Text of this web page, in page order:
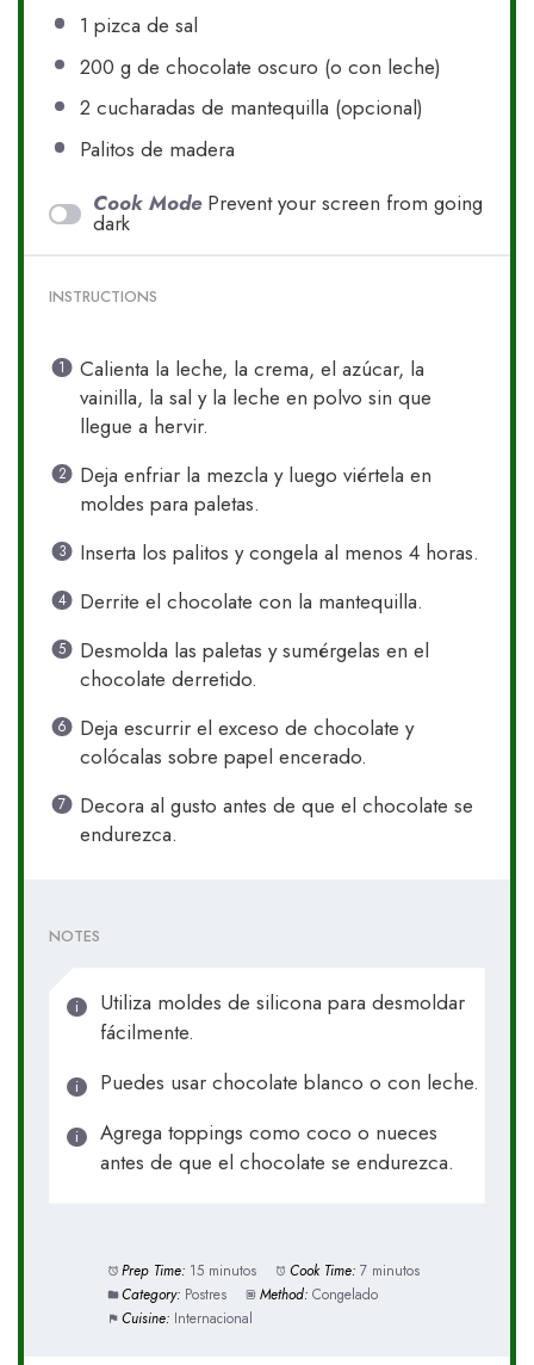
1 pizca de sal
200 g de chocolate oscuro (o con leche)
2 cucharadas de mantequilla (opcional)
Palitos de madera
Cook Mode Prevent your screen from going
dark
INSTRUCTIONS
Calienta la leche, la crema, el azúcar, la
vainilla, la sal y la leche en polvo sin que
llegue a hervir.
Deja enfriar la mezcla y luego viértela en
moldes para paletas.
Inserta los palitos y congela al menos 4 horas.
Derrite el chocolate con la mantequilla.
Desmolda las paletas y sumérgelas en el
chocolate derretido.
Deja escurrir el exceso de chocolate y
colócalas sobre papel encerado.
Decora al gusto antes de que el chocolate se
endurezca.
NOTES
Utiliza moldes de silicona para desmoldar
fácilmente.
Puedes usar chocolate blanco o con leche.
Agrega toppings como coco o nueces
antes de que el chocolate se endurezca.
Prep Time: 15 minutos Cook Time: 7 minutos
Category: Postres Method: Congelado
Cuisine: Internacional